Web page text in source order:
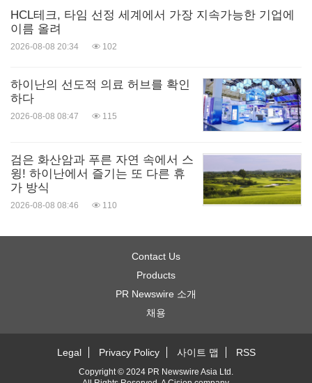
HCL테크, 타임 선정 세계에서 가장 지속가능한 기업에
이름 올려
2026-08-08 20:34 102
하이난의 선도적 의료 허브를 확인
하다
2026-08-08 08:47 115
검은 화산암과 푸른 자연 속에서 스
윙! 하이난에서 즐기는 또 다른 휴
가 방식
2026-08-08 08:46 110
Contact Us
Products
PR Newswire 소개
채용
Legal Privacy Policy 사이트 맵 RSS
Copyright © 2024 PR Newswire Asia Ltd.